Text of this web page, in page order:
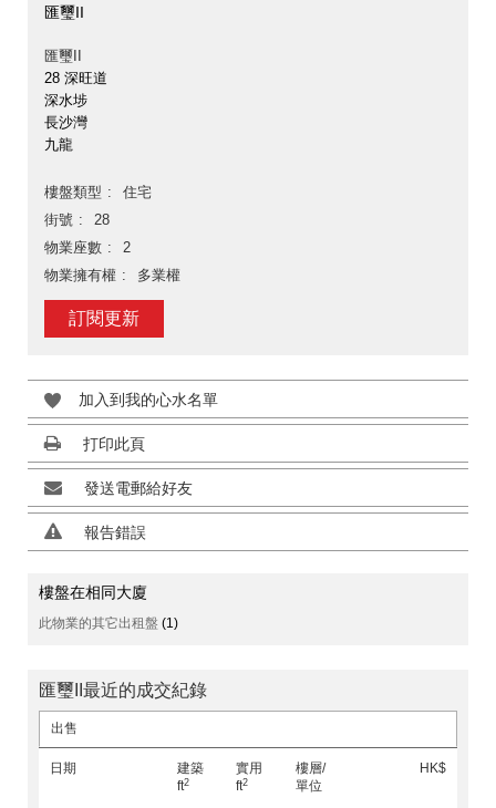
匯璽II
匯璽II
28 深旺道
深水埗
長沙灣
九龍
樓盤類型
住宅
街號
28
物業座數
2
物業擁有權
多業權
訂閱更新
加入到我的心水名單
打印此頁
發送電郵給好友
報告錯誤
樓盤在相同大廈
此物業的其它出租盤 (1)
匯璽II最近的成交紀錄
出售
日期
建築
ft2
實用
ft2
樓層/
單位
HK$